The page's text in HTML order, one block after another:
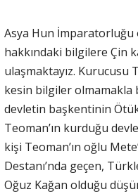
Asya Hun İmparatorluğu
hakkındaki bilgilere Çin
ulaşmaktayız. Kurucusu
kesin bilgiler olmamakla
devletin başkentinin
Teoman’ın kurduğu
kişi Teoman’ın oğlu
Destanı’nda geçen,
Oğuz Kağan olduğu